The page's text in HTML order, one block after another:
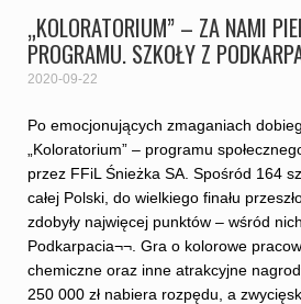
„KOLORATORIUM” – ZA NAMI
PROGRAMU. SZKOŁY Z
2020-09-22
Po emocjonujących zmaganiach
„Koloratorium” – programu
przez FFiL Śnieżka SA. Spośród 164
całej Polski, do wielkiego finału
zdobyły najwięcej punktów – wśród
Podkarpacia¬¬. Gra o kolorowe
chemiczne oraz inne atrakcyjne
250 000 zł nabiera rozpędu, a